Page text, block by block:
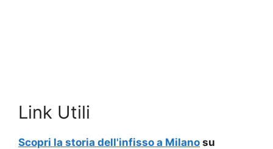
Link Utili
Scopri la storia dell'infisso a Milano su